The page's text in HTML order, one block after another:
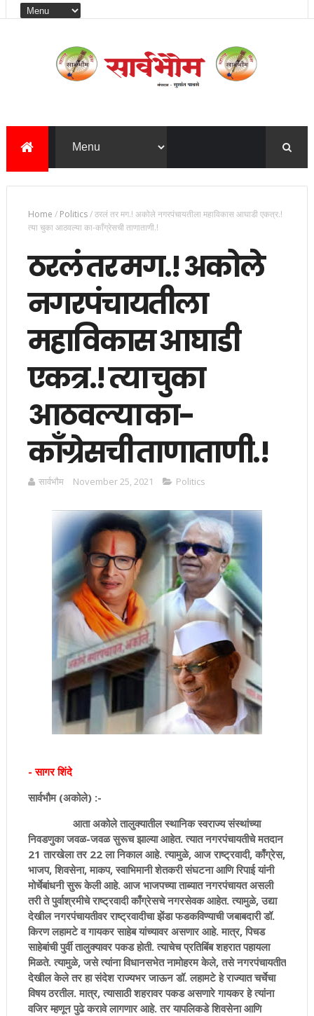
Home / Politics/ठरलं तर मग.! अकोले नगरपंचायतीला महाविकास आघाडी एकत्र.!
त्या चुका आठवल्या का-काँग्रेसची ताणाताणी.!
ठरलं तर मग.! अकोले
नगरपंचायतीला
महाविकास आघाडी
एकत्र.! त्या चुका
आठवल्या का-
काँग्रेसची ताणाताणी.!
सार्वभाैम November 25, 2021 Politics
- सागर शिंदे
सार्वभौम (अकोले) :-
आता अकोले तालुक्यातील स्थानिक स्वराज्य संस्थांच्या
निवडणुका जवळ-जवळ सुरूच झाल्या आहेत. त्यात नगरपंचायतीचे मतदान
21 तारखेला तर 22 ला निकाल आहे. त्यामुळे, आज राष्ट्रवादी, काँग्रेस,
भाजप, शिवसेना, माकप, स्वाभिमानी शेतकरी संघटना आणि रिपाई यांनी
मोर्चेबांधनी सुरू केली आहे. आज भाजपच्या ताब्यात नगरपंचायत असली
तरी ते पुर्वाश्रमीचे राष्ट्रवादी काँग्रेसचे नगरसेवक आहेत. त्यामुळे, उद्या
देखील नगरपंचायतीवर राष्ट्रवादीचा झेंडा फडकविण्याची जबाबदारी डॉ.
किरण लहामटे व गायकर साहेब यांच्यावर असणार आहे. मात्र, पिचड
साहेबांची पुर्वी तालुक्यावर पकड होती. त्याचेच प्रतिबिंब शहरात पहायला
मिळते. त्यामुळे, जसे त्यांना विधानसभेत नामोहरम केले, तसे नगरपंचायतीत
देखील केले तर हा संदेश राज्यभर जाऊन डॉ. लहामटे हे राज्यात चर्चेचा
विषय ठरतील. मात्र, त्यासाठी शहरावर पकड असणारे गायकर हे त्यांना
वजिर म्हणून पुढे करावे लागणार आहे. तर यापलिकडे शिवसेना आणि